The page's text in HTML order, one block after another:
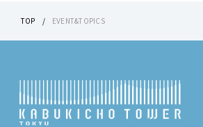
TOP EVENT&TOPICS